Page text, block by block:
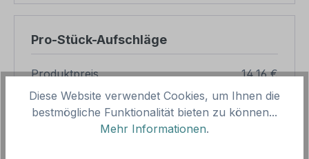
Pro-Stück-Aufschläge
Produktpreis
14,16 €
Zwischensumme
14,16 €
Zusammenfassung
Diese Website verwendet Cookies, um Ihnen die
bestmögliche Funktionalität bieten zu können...
Mehr Informationen.